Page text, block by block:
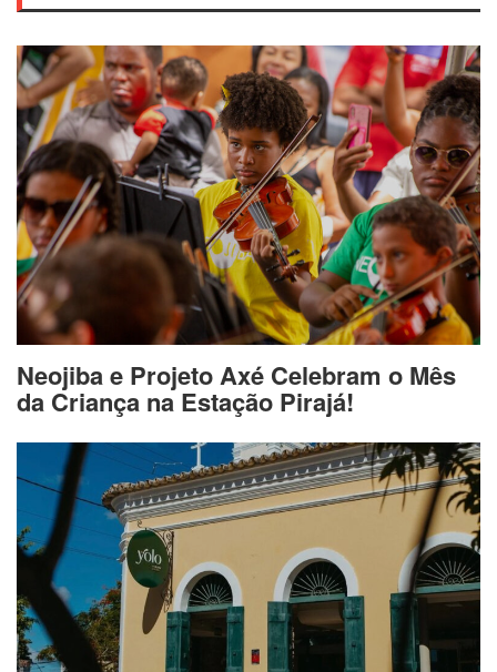
Neojiba e Projeto Axé Celebram o Mês
da Criança na Estação Pirajá!